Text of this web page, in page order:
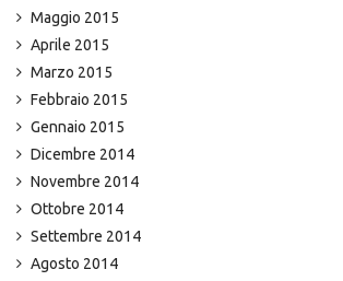
Maggio 2015
Aprile 2015
Marzo 2015
Febbraio 2015
Gennaio 2015
Dicembre 2014
Novembre 2014
Ottobre 2014
Settembre 2014
Agosto 2014